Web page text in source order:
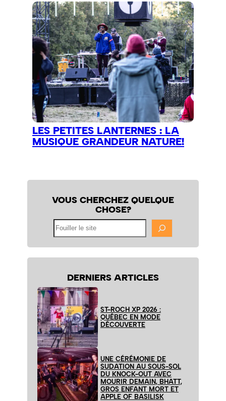
LES PETITES LANTERNES : LA
MUSIQUE GRANDEUR NATURE!
VOUS CHERCHEZ QUELQUE
CHOSE?
DERNIERS ARTICLES
ST-ROCH XP 2026 :
QUÉBEC EN MODE
DÉCOUVERTE
UNE CÉRÉMONIE DE
SUDATION AU SOUS-SOL
DU KNOCK-OUT AVEC
MOURIR DEMAIN, BHATT,
GROS ENFANT MORT ET
APPLE OF BASILISK